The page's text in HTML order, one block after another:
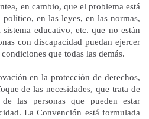
en cambio, que el problema está
en las leyes, en las normas,
educativo, etc. que no están
con discapacidad puedan ejercer
que todas las demás.
en la protección de derechos,
de las necesidades, que trata de
las personas que pueden estar
La Convención está formulada